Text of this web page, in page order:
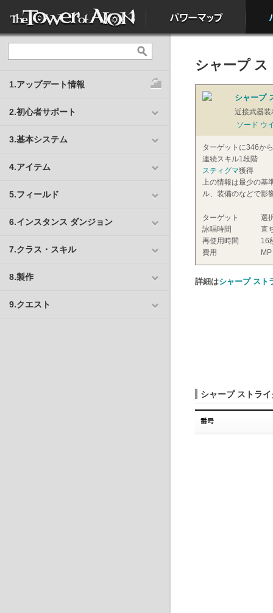
1.アップデート情報
2.初心者サポート
3.基本システム
4.アイテム
5.フィールド
6.インスタンス ダンジョン
7.クラス・スキル
8.製作
9.クエスト
シャープ
シャープ
近接武器
ソード ウ
ターゲットに346か
連続スキル1段階
スティグマ獲得
上の情報は最少の基
ル、装備のなどで影
ターゲット
選
詠唱時間
直
再使用時間
16
費用
詳細はシャープ スト
シャープ ストラ